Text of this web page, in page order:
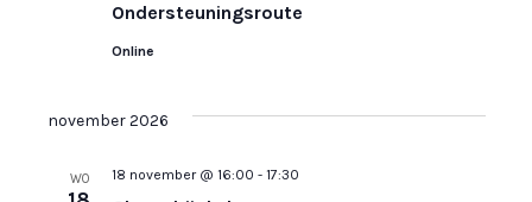
Ondersteuningsroute
Online
november 2026
WO 18 november @ 16:00 - 17:30